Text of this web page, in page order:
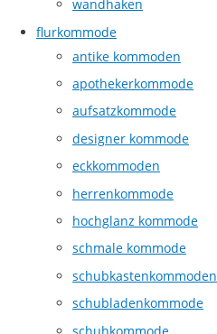
wandhaken
flurkommode
antike kommoden
apothekerkommode
aufsatzkommode
designer kommode
eckkommoden
herrenkommode
hochglanz kommode
schmale kommode
schubkastenkommoden
schubladenkommode
schuhkommode